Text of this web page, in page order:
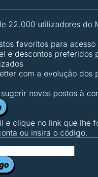
22.000 utilizadores do
favoritos para
e descontos preferidos
com a evolução dos
novos postos à
e clique no link que lhe
ou insira o código.